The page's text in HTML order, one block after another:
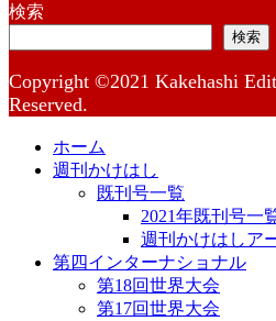
検索
検索
Copyright ©2021 Kakehashi
Reserved.
ホーム
週刊かけはし
既刊号一覧
2021年既刊号一
週刊かけはしア
第四インターナショナル
第18回世界大会
第17回世界大会